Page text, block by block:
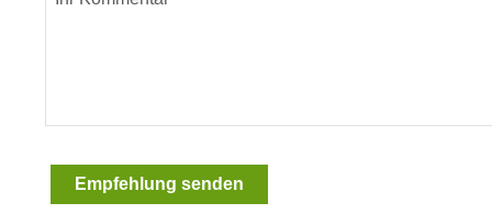
Empfehlung senden